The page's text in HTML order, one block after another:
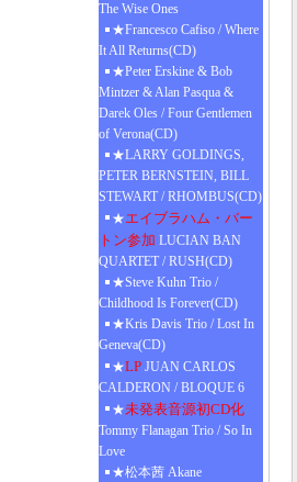
The Wise Ones
★Francesco Cafiso / Where
It All Returns(CD)
★Peter Erskine & Bob
Mintzer & Alan Pasqua &
Darek Oles / Four Gentlemen
of Verona(CD)
★LARRY GOLDINGS,
PETER BERNSTEIN, BILL
STEWART / RHOMBUS(CD)
★エイブラハム・バー
トン参加 LUCIAN BAN
QUARTET / RUSH(CD)
★Steve Kuhn Trio /
Childhood Is Forever(CD)
★Kris Davis Trio / Lost In
Geneva(CD)
★LP JUAN CARLOS
CALDERON / BLOQUE 6
★未発表音源初CD化
Tommy Flanagan Trio / So In
Love
★松本茜 Akane